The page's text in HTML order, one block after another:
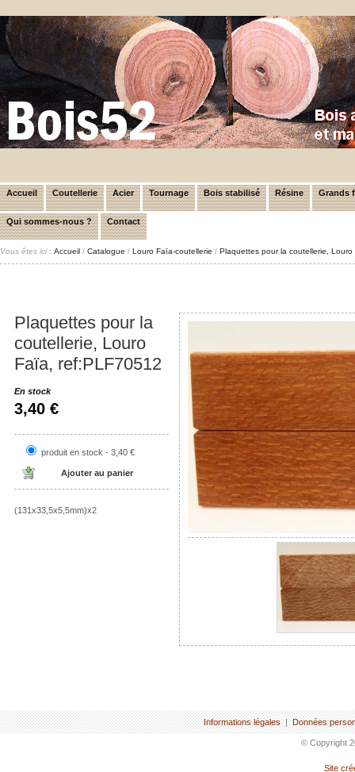
Accueil Coutellerie Acier Tournage Bois stabilisé Résine Grands
Qui sommes-nous ? Contact
Vous êtes ici : Accueil / Catalogue / Louro Faïa-coutellerie / Plaquettes pour la coutellerie,
Plaquettes pour la
coutellerie, Louro
Faïa, ref:PLF70512
En stock
3,40 €
produit en stock - 3,40 €
(131x33,5x5,5mm)x2
Informations légales | Données
© Copyright
Site